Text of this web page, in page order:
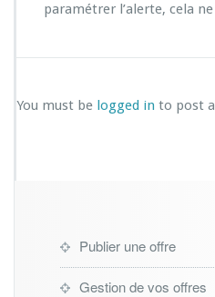
paramétrer l’alerte, cela
You must be logged in to post
Publier une offre
Gestion de vos offres